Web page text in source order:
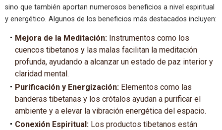
sino que también aportan numerosos beneficios a nivel espiritual
y energético. Algunos de los beneficios más destacados incluyen:
Mejora de la Meditación: Instrumentos como los
cuencos tibetanos y las malas facilitan la meditación
profunda, ayudando a alcanzar un estado de paz interior y
claridad mental.
Purificación y Energización: Elementos como las
banderas tibetanas y los crótalos ayudan a purificar el
ambiente y a elevar la vibración energética del espacio.
Conexión Espiritual: Los productos tibetanos están